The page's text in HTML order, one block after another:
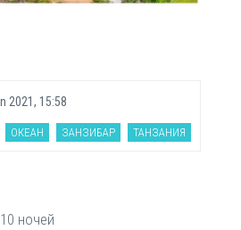
2021, 15:58
ОКЕАН ЗАНЗИБАР ТАНЗАНИЯ
ночей